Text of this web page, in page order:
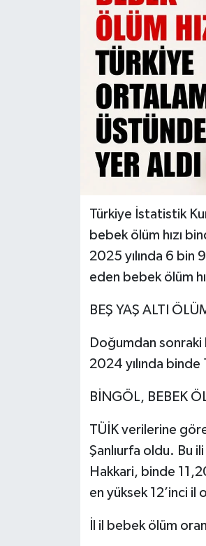
Türkiye İstatistik
bebek ölüm hızı
2025 yılında 6 bin
eden bebek ölüm
BEŞ YAŞ ALTI
Doğumdan sonraki
2024 yılında binde
BİNGÖL, BEBEK
TÜİK verilerine
Şanlıurfa oldu. Bu
Hakkari, binde
en yüksek 12’inci il
İl il bebek ölüm
RESMİ İLANLAR